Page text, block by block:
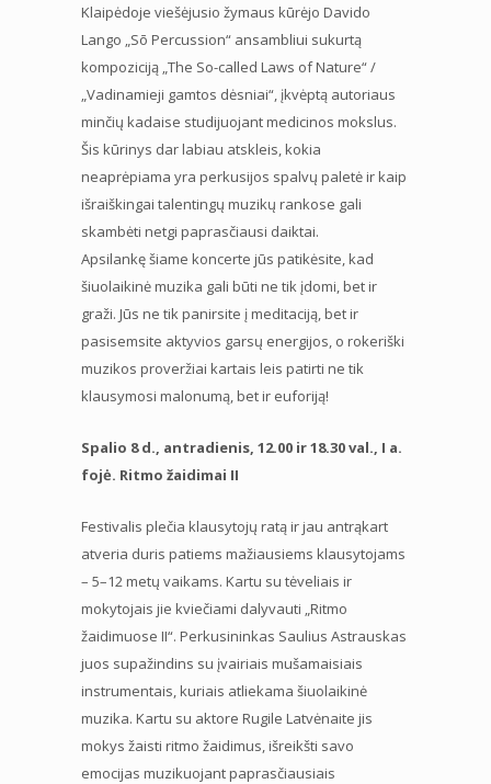
Klaipėdoje viešėjusio žymaus kūrėjo Davido
Lango „Sō Percussion“ ansambliui sukurtą
kompoziciją „The So-called Laws of Nature“ /
„Vadinamieji gamtos dėsniai“, įkvėptą autoriaus
minčių kadaise studijuojant medicinos mokslus.
Šis kūrinys dar labiau atskleis, kokia
neaprėpiama yra perkusijos spalvų paletė ir kaip
išraiškingai talentingų muzikų rankose gali
skambėti netgi paprasčiausi daiktai.
Apsilankę šiame koncerte jūs patikėsite, kad
šiuolaikinė muzika gali būti ne tik įdomi, bet ir
graži. Jūs ne tik panirsite į meditaciją, bet ir
pasisemsite aktyvios garsų energijos, o rokeriški
muzikos proveržiai kartais leis patirti ne tik
klausymosi malonumą, bet ir euforiją!
Spalio 8 d., antradienis, 12.00 ir 18.30 val., I a.
fojė. Ritmo žaidimai II
Festivalis plečia klausytojų ratą ir jau antrąkart
atveria duris patiems mažiausiems klausytojams
– 5–12 metų vaikams. Kartu su tėveliais ir
mokytojais jie kviečiami dalyvauti „Ritmo
žaidimuose II“. Perkusininkas Saulius Astrauskas
juos supažindins su įvairiais mušamaisiais
instrumentais, kuriais atliekama šiuolaikinė
muzika. Kartu su aktore Rugile Latvėnaite jis
mokys žaisti ritmo žaidimus, išreikšti savo
emocijas muzikuojant paprasčiausiais